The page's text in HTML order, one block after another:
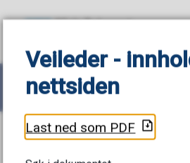
M
i
d
t
Søk
Du
Veileder - innhold på nettsiden
Veileder -
nettsiden
Last ned som PDF